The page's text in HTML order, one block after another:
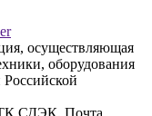
осуществляющая
оборудования